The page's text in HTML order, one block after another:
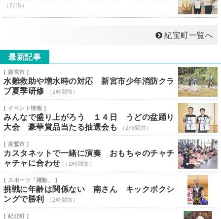
（7/15）
紀宝町一覧へ
最新記事
[ 新宮市 ]
水難救助や増水時の対応 新宮市少年消防クラ
ブ夏季研修
（2時間前）
[ イベント情報 ]
みんなで盛り上がろう １４日 うどの盆踊り
大会 豪華賞品当たる抽選会も
（2時間前）
[ 尾鷲市 ]
カスタネットで一緒に演奏 おもちゃのチャチ
ャチャに合わせ
（2時間前）
[ スポーツ「躍動」 ]
挑戦に年齢は関係ない 南さん キックボクシ
ングで勝利
（2時間前）
[ 紀北町 ]